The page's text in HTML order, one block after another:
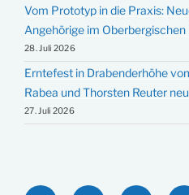
Vom Prototyp in die Praxis:
Angehörige im Oberbergischen
28. Juli 2026
Erntefest in Drabenderhöhe
Rabea und Thorsten Reuter
27. Juli 2026